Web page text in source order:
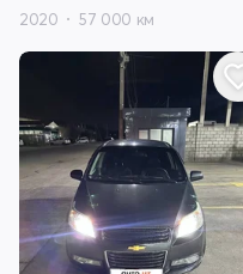
2020 57 000 км